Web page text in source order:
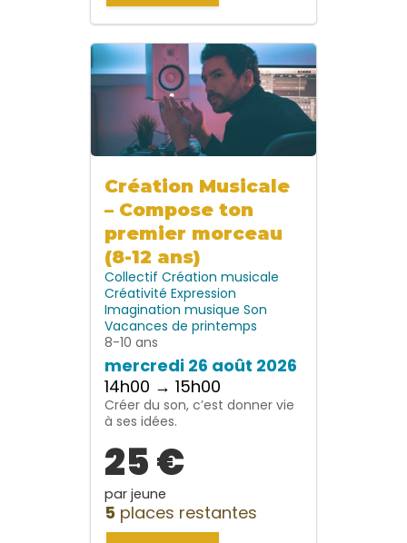
Création Musicale
– Compose ton
premier morceau
(8-12 ans)
Collectif Création musicale
Créativité Expression
Imagination musique Son
Vacances de printemps
8-10 ans
mercredi 26 août 2026
14h00 → 15h00
Créer du son, c’est donner vie
à ses idées.
25 €
par jeune
5 places restantes